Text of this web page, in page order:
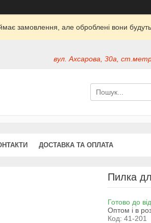
замовлення, але оброблені вони
вул. Ахсарова, 30а,
ДОСТАВКА ТА ОПЛАТА
Пилка
Готово до
Оптом і в
Код: 41-201